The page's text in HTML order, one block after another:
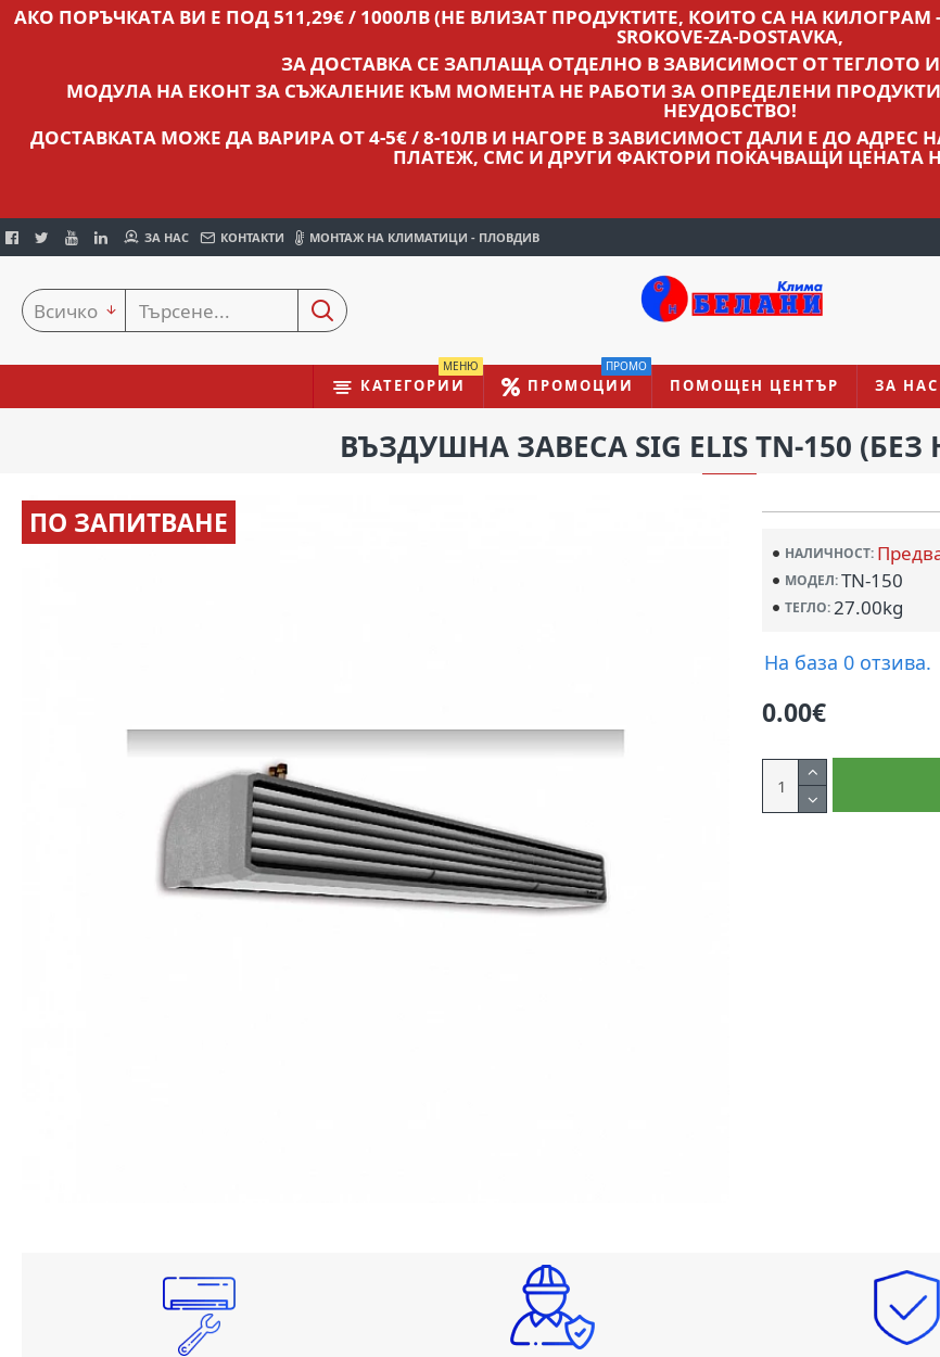
АКО ПОРЪЧКАТА ВИ Е ПОД 511,29€ / 1000ЛВ (НЕ ВЛИЗАТ ПРОДУКТИТЕ, КОИТО СА НА КИЛОГРАМ -
SROKOVE-ZA-DOSTAVKA,
ЗА ДОСТАВКА СЕ ЗАПЛАЩА ОТДЕЛНО В ЗАВИСИМОСТ ОТ ТЕГЛОТО
МОДУЛА НА ЕКОНТ ЗА СЪЖАЛЕНИЕ КЪМ МОМЕНТА НЕ РАБОТИ ЗА ОПРЕДЕЛЕНИ
НЕУДОБСТВО!
ДОСТАВКАТА МОЖЕ ДА ВАРИРА ОТ 4-5€ / 8-10ЛВ И НАГОРЕ В ЗАВИСИМОСТ ДАЛИ Е ДО
ПЛАТЕЖ, СМС И ДРУГИ ФАКТОРИ ПОКАЧВАЩИ ЦЕНАТА
ЗА НАС КОНТАКТИ МОНТАЖ НА КЛИМАТИЦИ - ПЛОВДИВ
Всичко
КАТЕГОРИИ
МЕНЮ
ПРОМОЦИИ
ПРОМО
ПОМОЩЕН ЦЕНТЪР ЗА НАС
ВЪЗДУШНА ЗАВЕСА SIG ELIS TN-150 (БЕЗ
ПО ЗАПИТВАНЕ
НАЛИЧНОСТ:
МОДЕЛ:TN-150
ТЕГЛО:27.00kg
На база 0 отзива.
0.00€